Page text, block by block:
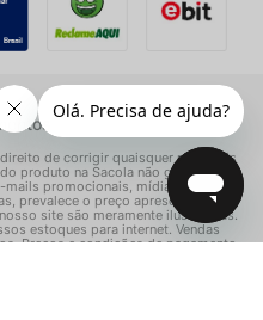
de corrigir quaisquer possíveis
produto na Sacola não garante seu
promocionais, mídias sociais e
prevalece o preço apresentado na
site são meramente ilustrativas.
estoques para internet. Vendas
Preços e condições de pagamento